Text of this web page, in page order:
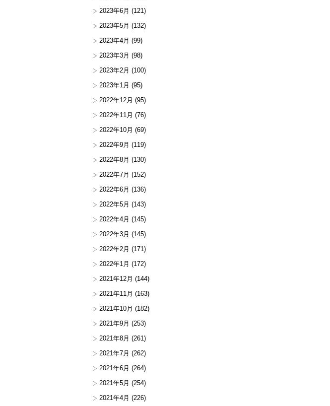
2023年6月 (121)
2023年5月 (132)
2023年4月 (99)
2023年3月 (98)
2023年2月 (100)
2023年1月 (95)
2022年12月 (95)
2022年11月 (76)
2022年10月 (69)
2022年9月 (119)
2022年8月 (130)
2022年7月 (152)
2022年6月 (136)
2022年5月 (143)
2022年4月 (145)
2022年3月 (145)
2022年2月 (171)
2022年1月 (172)
2021年12月 (144)
2021年11月 (163)
2021年10月 (182)
2021年9月 (253)
2021年8月 (261)
2021年7月 (262)
2021年6月 (264)
2021年5月 (254)
2021年4月 (226)